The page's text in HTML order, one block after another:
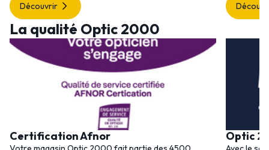
Découvrir
La qualité Optic 2000
Certification Afnor Optic